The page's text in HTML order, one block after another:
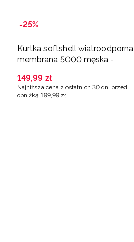
-25%
Kurtka softshell wiatroodporna
membrana 5000 męska -
149,99 zł
Najniższa cena z ostatnich 30 dni przed
obniżką 199,99 zł